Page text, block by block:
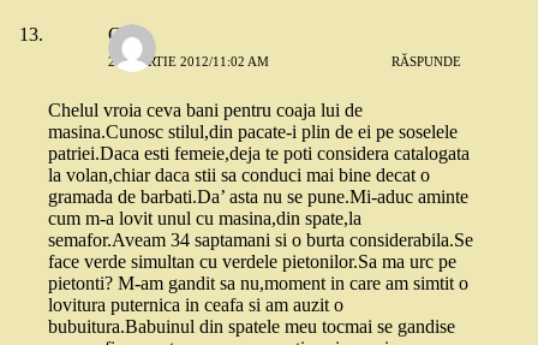
Carla
22 MARTIE 2012/11:02 AM RĂSPUNDE
Chelul vroia ceva bani pentru coaja lui de
masina.Cunosc stilul,din pacate-i plin de ei pe soselele
patriei.Daca esti femeie,deja te poti considera catalogata
la volan,chiar daca stii sa conduci mai bine decat o
gramada de barbati.Da’ asta nu se pune.Mi-aduc aminte
cum m-a lovit unul cu masina,din spate,la
semafor.Aveam 34 saptamani si o burta considerabila.Se
face verde simultan cu verdele pietonilor.Sa ma urc pe
pietonti? M-am gandit sa nu,moment in care am simtit o
lovitura puternica in ceafa si am auzit o
bubuitura.Babuinul din spatele meu tocmai se gandise